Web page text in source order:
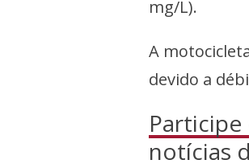
mg/L).
A
devido a
notícias